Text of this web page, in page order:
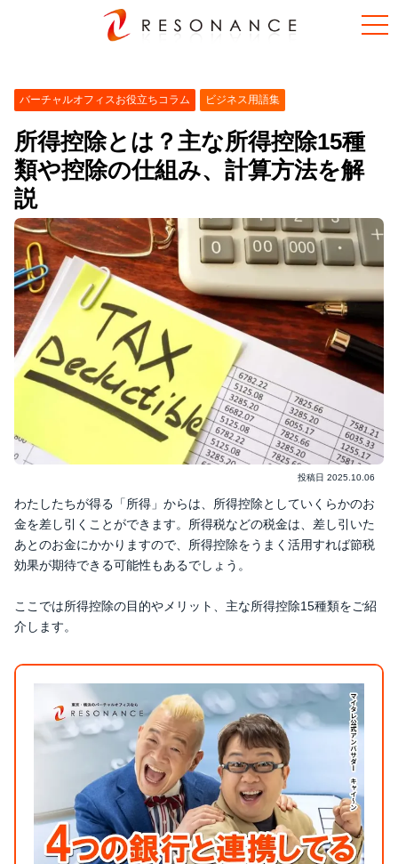
バーチャルオフィスお役立ちコラム ビジネス用語集
所得控除とは？主な所得控除15種
類や控除の仕組み、計算方法を解
説
投稿日 2025.10.06
わたしたちが得る「所得」からは、所得控除としていくらかのお
金を差し引くことができます。所得税などの税金は、差し引いた
あとのお金にかかりますので、所得控除をうまく活用すれば節税
効果が期待できる可能性もあるでしょう。
ここでは所得控除の目的やメリット、主な所得控除15種類をご紹
介します。